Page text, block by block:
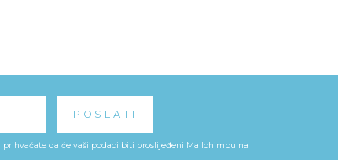
da će vaši podaci biti proslijeđeni Mailchimpu na